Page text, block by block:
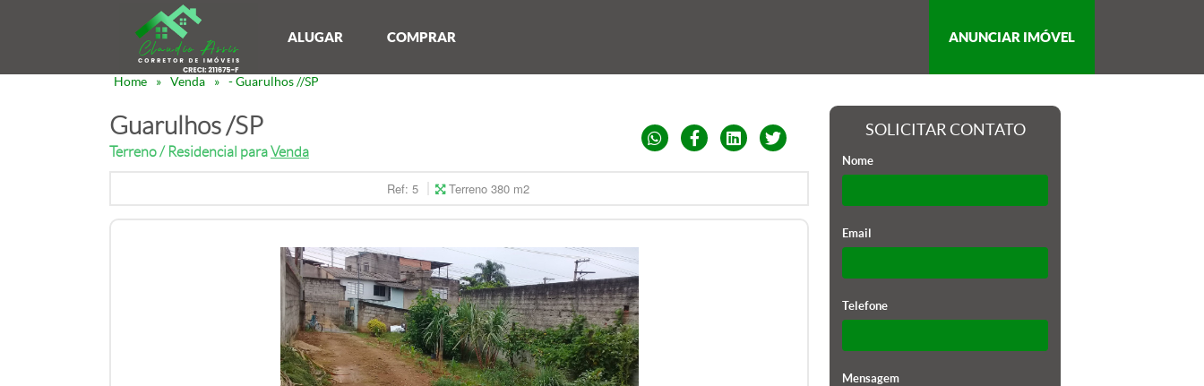
ALUGAR COMPRAR ANUNCIAR IMÓVEL
Home » Venda » - Guarulhos //SP
Guarulhos /SP
Terreno / Residencial paraVenda
Ref: 5 Terreno 380 m2
SOLICITAR CONTATO
Nome
Email
Telefone
Mensagem